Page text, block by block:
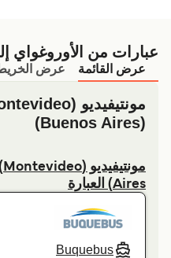
عبارات من الأوروغواي إلى
عرض القائمة عرض الخريطة
Aires) العبارة
Buquebus